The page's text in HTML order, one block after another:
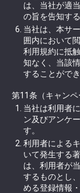
は、当社が適
の旨を告知す
当社は、本サ
囲内において
利用規約に抵
知なく、当該
することがで
第11条（キャンペ
当社は利用者
ン及びアンケ
す。
利用者による
いて発生する
は、利用者が
するものとし
める登録情報